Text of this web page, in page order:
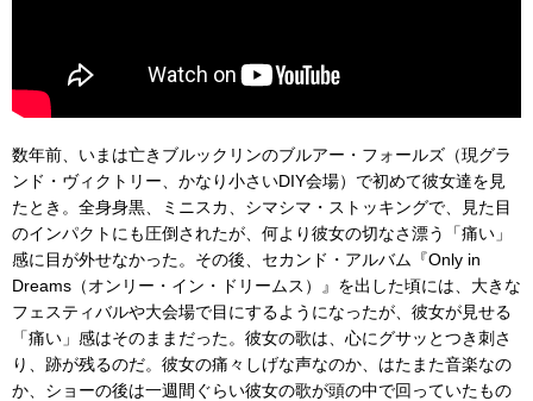
数年前、いまは亡きブルックリンのブルアー・フォールズ（現グラ
ンド・ヴィクトリー、かなり小さいDIY会場）で初めて彼女達を見
たとき。全身身黒、ミニスカ、シマシマ・ストッキングで、見た目
のインパクトにも圧倒されたが、何より彼女の切なさ漂う「痛い」
感に目が外せなかった。その後、セカンド・アルバム『Only in
Dreams（オンリー・イン・ドリームス）』を出した頃には、大きな
フェスティバルや大会場で目にするようになったが、彼女が見せる
「痛い」感はそのままだった。彼女の歌は、心にグサッとつき刺さ
り、跡が残るのだ。彼女の痛々しげな声なのか、はたまた音楽なの
か、ショーの後は一週間ぐらい彼女の歌が頭の中で回っていたもの